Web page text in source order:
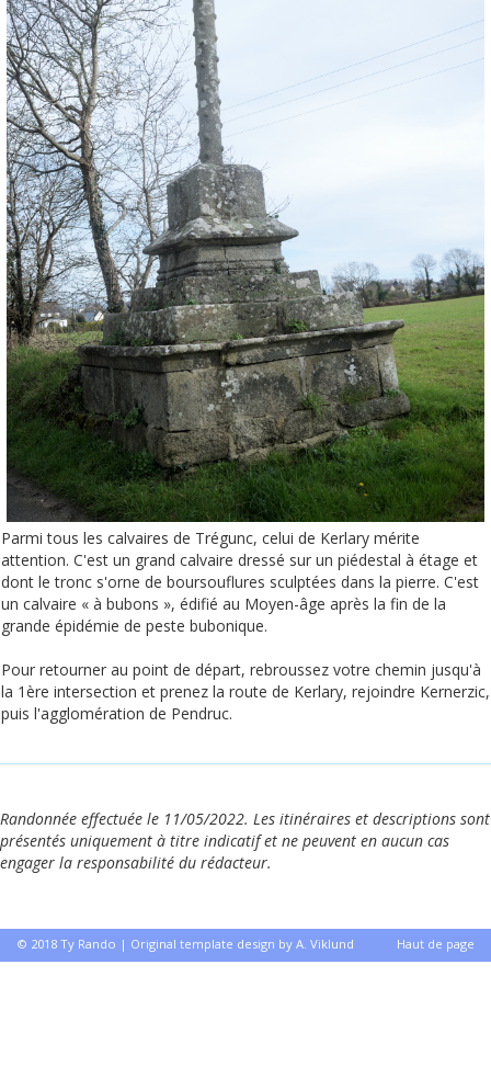
Parmi tous les calvaires de Trégunc, celui de Kerlary mérite
attention. C'est un grand calvaire dressé sur un piédestal à étage et
dont le tronc s'orne de boursouflures sculptées dans la pierre. C'est
un calvaire « à bubons », édifié au Moyen-âge après la fin de la
grande épidémie de peste bubonique.
Pour retourner au point de départ, rebroussez votre chemin jusqu'à
la 1ère intersection et prenez la route de Kerlary, rejoindre Kernerzic,
puis l'agglomération de Pendruc.
Randonnée effectuée le 11/05/2022. Les itinéraires et descriptions sont
présentés uniquement à titre indicatif et ne peuvent en aucun cas
engager la responsabilité du rédacteur.
Haut de page
© 2018 Ty Rando | Original template design by A. Viklund